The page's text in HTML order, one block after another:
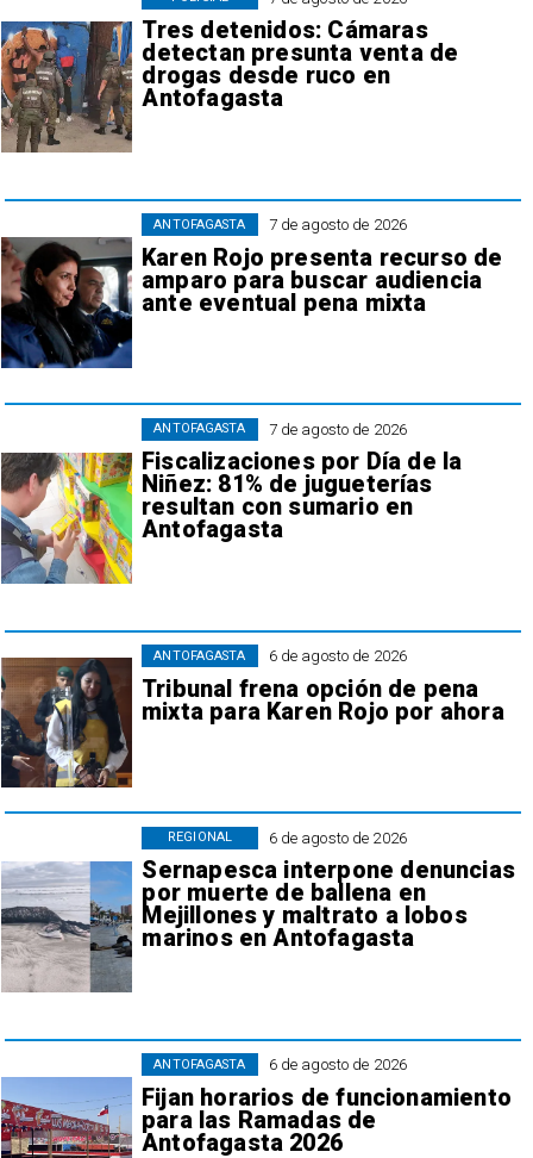
Tres detenidos: Cámaras
detectan presunta venta de
drogas desde ruco en
Antofagasta
7 de agosto de 2026
Karen Rojo presenta recurso de
amparo para buscar audiencia
ante eventual pena mixta
ANTOFAGASTA
7 de agosto de 2026
Fiscalizaciones por Día de la
Niñez: 81% de jugueterías
resultan con sumario en
Antofagasta
ANTOFAGASTA
6 de agosto de 2026
Tribunal frena opción de pena
mixta para Karen Rojo por ahora
ANTOFAGASTA
6 de agosto de 2026
Sernapesca interpone denuncias
por muerte de ballena en
Mejillones y maltrato a lobos
marinos en Antofagasta
REGIONAL
6 de agosto de 2026
Fijan horarios de funcionamiento
para las Ramadas de
Antofagasta 2026
ANTOFAGASTA